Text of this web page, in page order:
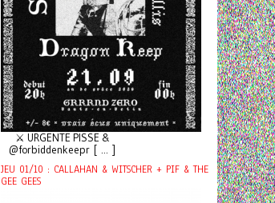
⚔️ URGENTE PISSE &
@forbiddenkeepr [ ... ]
JEU 01/10 : CALLAHAN & WITSCHER + PIF & THE
GEE GEES